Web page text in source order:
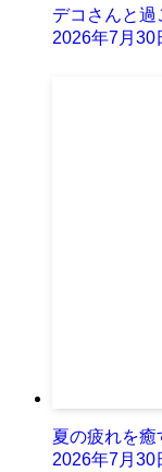
デコさんと
2026年7月30
夏の疲れを癒
2026年7月30